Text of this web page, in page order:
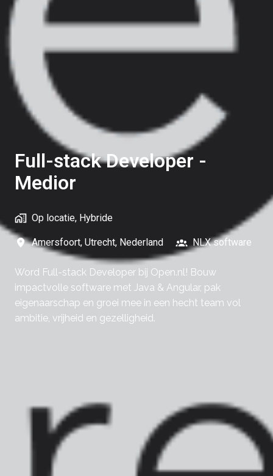
Full-stack Developer -
Medior
Op locatie, Hybride
Amersfoort, Utrecht, Nederland NLX software
Word Full-stack Developer bij Open.nl! Bouw
impactvolle software met Java & Angular, pak
eigenaarschap en groei mee in een hecht team vol
ambitie, vrijheid en gezelligheid.